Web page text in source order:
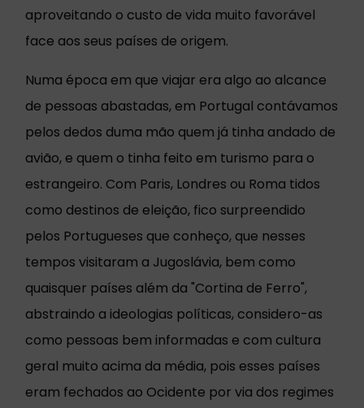
aproveitando o custo de vida muito favorável
face aos seus países de origem.
Numa época em que viajar era algo ao alcance
de pessoas abastadas, em Portugal contávamos
pelos dedos duma mão quem já tinha andado de
avião, e quem o tinha feito em turismo para o
estrangeiro. Com Paris, Londres ou Roma tidos
como destinos de eleição, fico surpreendido
pelos Portugueses que conheço, que nesses
tempos visitaram a Jugoslávia, bem como
quaisquer países além da "Cortina de Ferro",
abstraindo a ideologias políticas, considero-as
como pessoas bem informadas e com cultura
geral muito acima da média, pois esses países
eram fechados ao Ocidente por via dos regimes